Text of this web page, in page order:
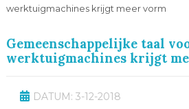
werktuigmachines krijgt meer vorm
Gemeenschappelijke taal
werktuigmachines krijgt
DATUM: 3-12-2018